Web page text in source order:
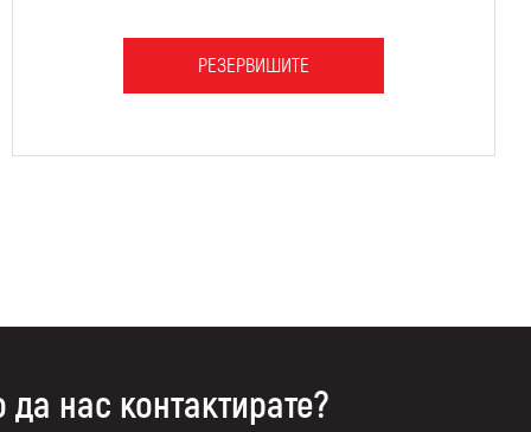
РЕЗЕРВИШИТЕ
да нас контактирате?